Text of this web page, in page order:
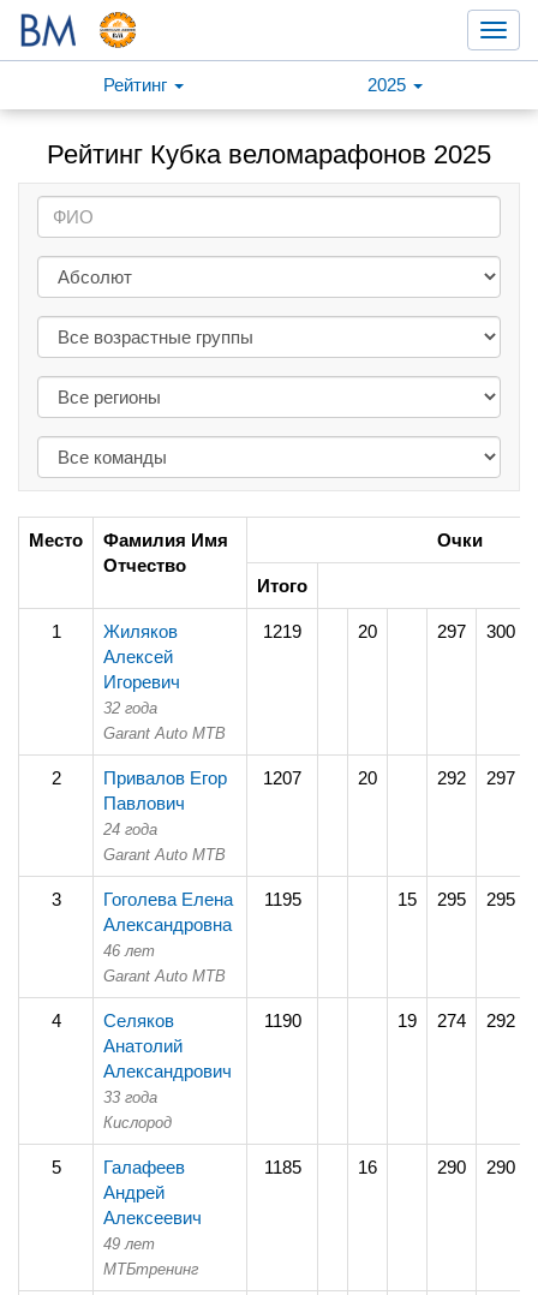
Рейтинг
2025
Рейтинг Кубка веломарафонов 2025
Место
Фамилия Имя
Отчество
Очки
Итого
1
Жиляков
Алексей
Игоревич
32 года
Garant Auto MTB
1219 20 297 300
2
Привалов Егор
Павлович
24 года
Garant Auto MTB
1207 20 292 297
3
Гоголева Елена
Александровна
46 лет
Garant Auto MTB
1195 15 295 295
4
Селяков
Анатолий
Александрович
33 года
Кислород
1190 19 274 292
5
Галафеев
Андрей
Алексеевич
49 лет
МТБтренинг
1185 16 290 290